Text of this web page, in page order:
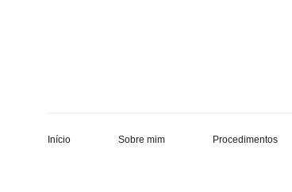
Início Sobre mim Procedimentos